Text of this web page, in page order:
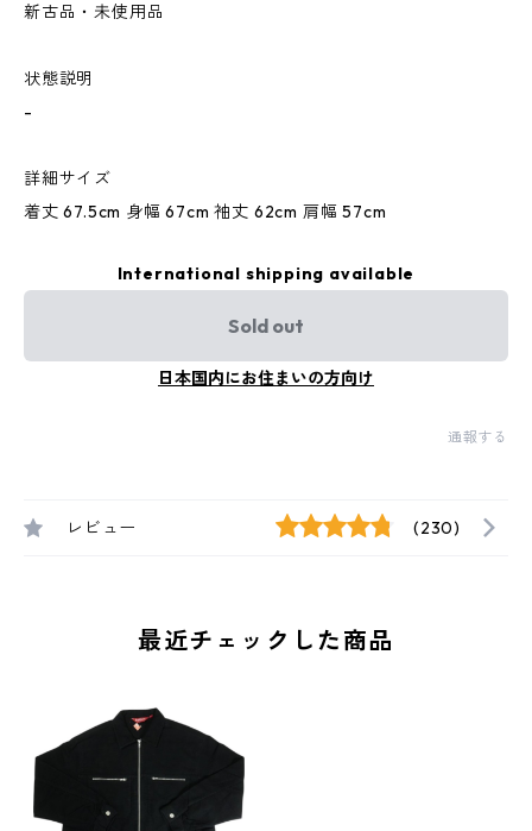
新古品・未使用品
状態説明
-
詳細サイズ
着丈 67.5cm 身幅 67cm 袖丈 62cm 肩幅 57cm
International shipping available
Sold out
日本国内にお住まいの方向け
通報する
レビュー (230)
最近チェックした商品